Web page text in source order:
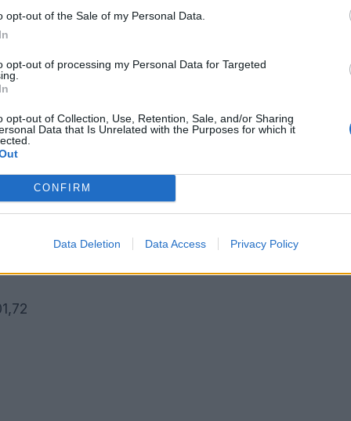
opt-out of the Sale of my Personal Data.
opt-out of processing my Personal Data for Targeted
opt-out of Collection, Use, Retention, Sale, and/or Sharing
Data that Is Unrelated with the Purposes for which it
CONFIRM
Data Deletion Data Access Privacy Policy
Navodnik in Ema Jovan.
po uvrstitvah in doseženih rezultatih. Odplavali
Doblšku, Juretu Primožiču in Marku Krstiću za